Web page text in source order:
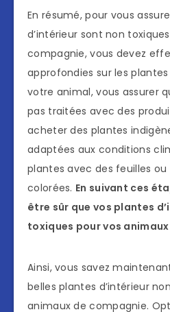
En résumé, pour vous
d’intérieur sont non
compagnie, vous devez
approfondies sur les
votre animal, vous assurer
pas traitées avec des
acheter des plantes
adaptées aux conditions
plantes avec des feuilles ou
colorées. En suivant ces
être sûr que vos plantes
toxiques pour vos
Ainsi, vous savez
belles plantes d’intérieur
animaux de compagnie.